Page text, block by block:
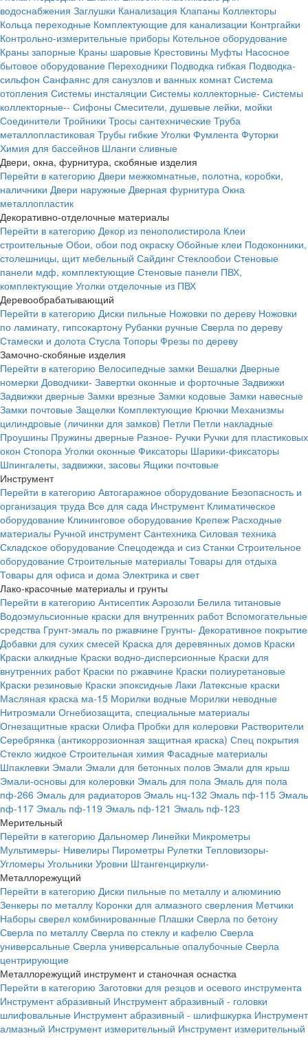
водоснабжения Заглушки Канализация Клапаны Коллекторы
Кольца переходные Комплектующие для канализации Контргайки
Контрольно-измерительные приборы Котельное оборудование
Краны запорные Краны шаровые Крестовины Муфты Насосное
бытовое оборудование Переходники Подводка гибкая Подводка-
сильфон Санфаянс для санузлов и ванных комнат Система
отопления Системы инсталяции Системы коллекторные- Системы
коллекторные-- Сифоны Смесители, душевые лейки, мойки
Соединители Тройники Тросы сантехнические Труба
металлопластиковая Трубы гибкие Уголки Фумлента Футорки
Химия для бассейнов Шланги сливные
Двери, окна, фурнитура, скобяные изделия
Перейти в категорию Двери межкомнатные, полотна, коробки,
наличники Двери наружные Дверная фурнитура Окна
металлопластик
Декоративно-отделочные материалы
Перейти в категорию Декор из пенополистирола Клеи
строительные Обои, обои под окраску Обойные клеи Подоконники,
столешницы, щит мебельный Сайдинг Стеклообои Стеновые
панели мдф, комплектующие Стеновые панели ПВХ,
комплектующие Уголки отделочные из ПВХ
Деревообрабатывающий
Перейти в категорию Диски пильные Ножовки по дереву Ножовки
по ламинату, гипсокартону Рубанки ручные Сверла по дереву
Стамески и долота Стусла Топоры Фрезы по дереву
Замочно-скобяные изделия
Перейти в категорию Велосипедные замки Вешалки Дверные
номерки Доводчики- Завертки оконные и форточные Задвижки
Задвижки дверные Замки врезные Замки кодовые Замки навесные
Замки почтовые Защелки Комплектующие Крючки Механизмы
цилиндровые (личинки для замков) Петли Петли накладные
Проушины Пружины дверные Разное- Ручки Ручки для пластиковых
окон Стопора Уголки оконные Фиксаторы Шарики-фиксаторы
Шпингалеты, задвижки, засовы Ящики почтовые
Инструмент
Перейти в категорию Автогаражное оборудование Безопасность и
организация труда Все для сада Инструмент Климатическое
оборудование Клининговое оборудование Крепеж Расходные
материалы Ручной инструмент Сантехника Силовая техника
Складское оборудование Спецодежда и сиз Станки Строительное
оборудование Строительные материалы Товары для отдыха
Товары для офиса и дома Электрика и свет
Лако-красочные материалы и грунты
Перейти в категорию Антисептик Аэрозоли Белила титановые
Водоэмульсионные краски для внутренних работ Вспомогательные
средства Грунт-эмаль по ржавчине Грунты- Декоративное покрытие
Добавки для сухих смесей Краска для деревянных домов Краски
Краски алкидные Краски водно-дисперсионные Краски для
внутренних работ Краски по ржавчине Краски полиуретановые
Краски резиновые Краски эпоксидные Лаки Латексные краски
Масляная краска ма-15 Морилки водные Морилки неводные
Нитроэмали Огнебиозащита, специальные материалы
Огнезащитные краски Олифа Пробки для колеровки Растворители
Серебрянка (антикоррозионная защитная краска) Спец покрытия
Стекло жидкое Строительная химия Фасадные материалы
Шпаклевки Эмали Эмали для бетонных полов Эмали для крыш
Эмали-основы для колеровки Эмаль для пола Эмаль для пола
пф-266 Эмаль для радиаторов Эмаль нц-132 Эмаль пф-115 Эмаль
пф-117 Эмаль пф-119 Эмаль пф-121 Эмаль пф-123
Мерительный
Перейти в категорию Дальномер Линейки Микрометры
Мультимеры- Нивелиры Пирометры Рулетки Тепловизоры-
Угломеры Угольники Уровни Штангенциркули-
Металлорежущий
Перейти в категорию Диски пильные по металлу и алюминию
Зенкеры по металлу Коронки для алмазного сверления Метчики
Наборы сверел комбинированные Плашки Сверла по бетону
Сверла по металлу Сверла по стеклу и кафелю Сверла
универсальные Сверла универсальные опалубочные Сверла
центрирующие
Металлорежущий инструмент и станочная оснастка
Перейти в категорию Заготовки для резцов и осевого инструмента
Инструмент абразивный Инструмент абразивный - головки
шлифовальные Инструмент абразивный - шлифшкурка Инструмент
алмазный Инструмент измерительный Инструмент измерительный